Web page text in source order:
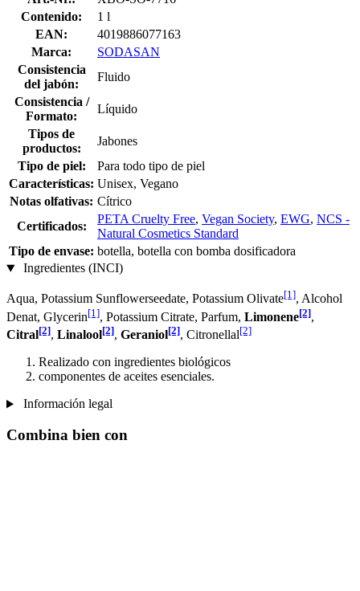
Contenido:
1 l
EAN:
4019886077163
Marca:
SODASAN
Consistencia
del jabón:
Fluido
Consistencia /
Formato:
Líquido
Tipos de
productos:
Jabones
Tipo de piel:
Para todo tipo de piel
Características: Unisex, Vegano
Notas olfativas: Cítrico
Certificados:
PETA Cruelty Free, Vegan Society, EWG, NCS -
Natural Cosmetics Standard
Tipo de envase: botella, botella con bomba dosificadora
Ingredientes (INCI)
Aqua, Potassium Sunflowerseedate, Potassium Olivate[1], Alcohol
Denat, Glycerin[1], Potassium Citrate, Parfum, Limonene[2],
Citral[2], Linalool[2], Geraniol[2], Citronellal[2]
Realizado con ingredientes biológicos
componentes de aceites esenciales.
Información legal
Combina bien con